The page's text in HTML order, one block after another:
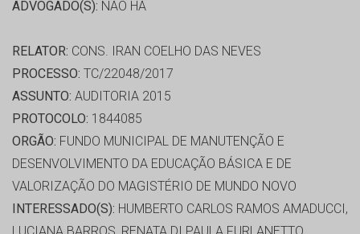
ADVOGADO(S): NÃO HÁ
RELATOR: CONS. IRAN COELHO DAS NEVES
PROCESSO: TC/22048/2017
ASSUNTO: AUDITORIA 2015
PROTOCOLO: 1844085
ORGÃO: FUNDO MUNICIPAL DE MANUTENÇÃO E
DESENVOLVIMENTO DA EDUCAÇÃO BÁSICA E DE
VALORIZAÇÃO DO MAGISTÉRIO DE MUNDO NOVO
INTERESSADO(S): HUMBERTO CARLOS RAMOS AMADUCCI,